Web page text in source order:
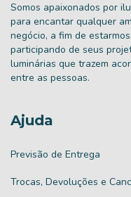
Somos apaixonados por
para encantar qualquer
negócio, a fim de
participando de seus
luminárias que trazem
entre as pessoas.
Ajuda
Previsão de Entrega
Trocas, Devoluções e